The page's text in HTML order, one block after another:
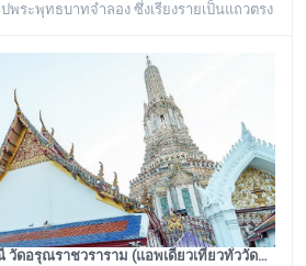
ระพุทธบาทจำลอง ซึ่งเรียงรายเป็นแถวตรง
เท่ากันทั้งหมด คือเป็นพระเจดีย์ก่อด้วยอิฐ
ดับด้วยกระเบื้องถ้วยและกระจกสีต่างๆ เป็น
ๆ มีความวิจิตรงดงามเป็นอย่างมาก
บทที่ 11 วิหารน้อยจุฬามณี วัดอรุณราชวราราม (แอพเดียวเที่ยวทั่ววัดอรุณ)